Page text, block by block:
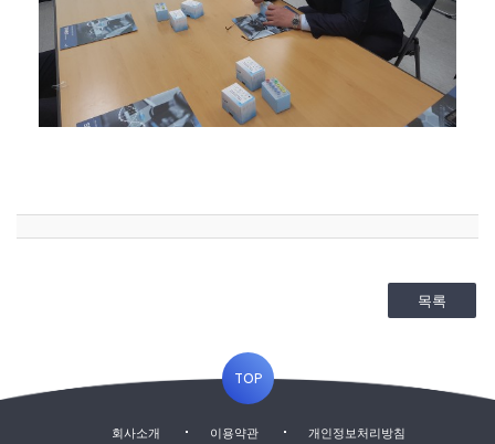
목록
TOP
회사소개 이용약관 개인정보처리방침